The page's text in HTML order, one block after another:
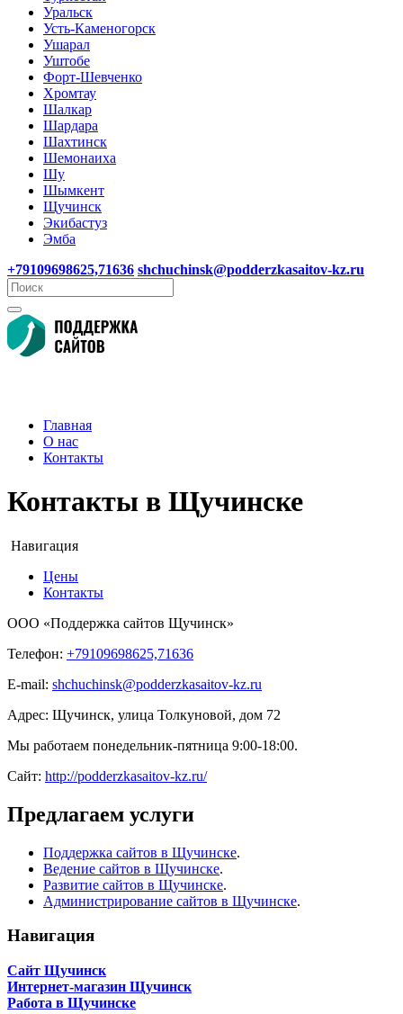
Уральск
Усть-Каменогорск
Ушарал
Уштобе
Форт-Шевченко
Хромтау
Шалкар
Шардара
Шахтинск
Шемонаиха
Шу
Шымкент
Щучинск
Экибастуз
Эмба
+79109698625,71636 shchuchinsk@podderzkasaitov-kz.ru
Главная
О нас
Контакты
Контакты в Щучинске
Навигация
Цены
Контакты
ООО «Поддержка сайтов Щучинск»
Телефон: +79109698625,71636
E-mail: shchuchinsk@podderzkasaitov-kz.ru
Адрес: Щучинск, улица Толкуновой, дом 72
Мы работаем понедельник-пятница 9:00-18:00.
Сайт: http://podderzkasaitov-kz.ru/
Предлагаем услуги
Поддержка сайтов в Щучинске.
Ведение сайтов в Щучинске.
Развитие сайтов в Щучинске.
Администрирование сайтов в Щучинске.
Навигация
Сайт Щучинск
Интернет-магазин Щучинск
Работа в Щучинске